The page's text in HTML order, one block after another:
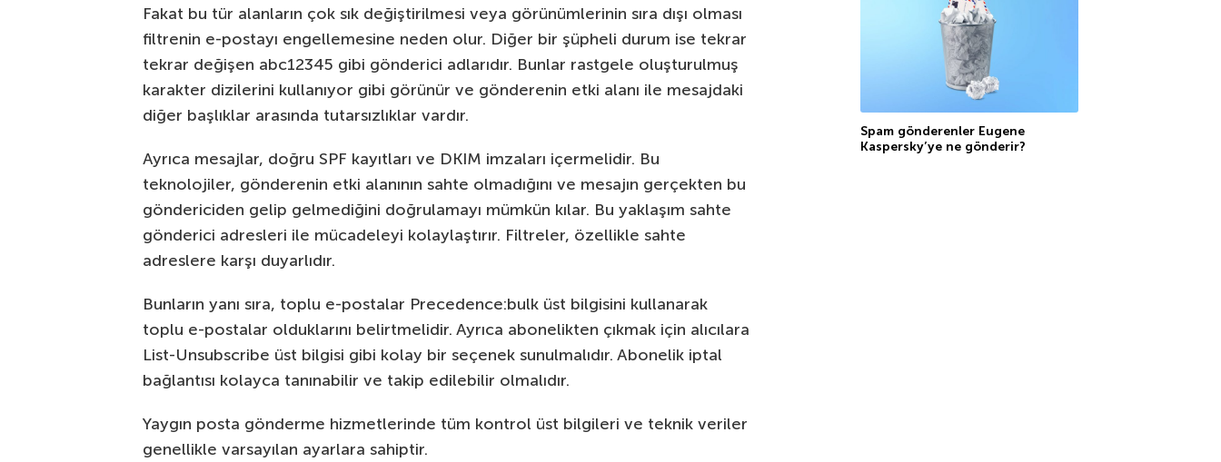
Fakat bu tür alanların çok sık değiştirilmesi veya görünümlerinin sıra dışı olması
filtrenin e-postayı engellemesine neden olur. Diğer bir şüpheli durum ise tekrar
tekrar değişen abc12345 gibi gönderici adlarıdır. Bunlar rastgele oluşturulmuş
karakter dizilerini kullanıyor gibi görünür ve gönderenin etki alanı ile mesajdaki
diğer başlıklar arasında tutarsızlıklar vardır.
Ayrıca mesajlar, doğru SPF kayıtları ve DKIM imzaları içermelidir. Bu
teknolojiler, gönderenin etki alanının sahte olmadığını ve mesajın gerçekten bu
göndericiden gelip gelmediğini doğrulamayı mümkün kılar. Bu yaklaşım sahte
gönderici adresleri ile mücadeleyi kolaylaştırır. Filtreler, özellikle sahte
adreslere karşı duyarlıdır.
Bunların yanı sıra, toplu e-postalar Precedence:bulk üst bilgisini kullanarak
toplu e-postalar olduklarını belirtmelidir. Ayrıca abonelikten çıkmak için alıcılara
List-Unsubscribe üst bilgisi gibi kolay bir seçenek sunulmalıdır. Abonelik iptal
bağlantısı kolayca tanınabilir ve takip edilebilir olmalıdır.
Yaygın posta gönderme hizmetlerinde tüm kontrol üst bilgileri ve teknik veriler
genellikle varsayılan ayarlara sahiptir.
Spam gönderenler Eugene
Kaspersky’ye ne gönderir?